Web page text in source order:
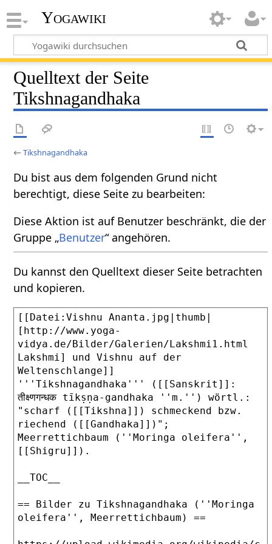
Yogawiki
Quelltext der Seite
Tikshnagandhaka
←Tikshnagandhaka
Du bist aus dem folgenden Grund nicht
berechtigt, diese Seite zu bearbeiten:
Diese Aktion ist auf Benutzer beschränkt, die der
Gruppe „Benutzer“ angehören.
Du kannst den Quelltext dieser Seite betrachten
und kopieren.